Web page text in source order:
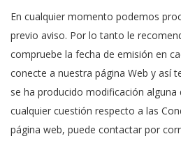
En cualquier momento podemos
previo aviso. Por lo tanto le
compruebe la fecha de emisión en
conecte a nuestra página Web y así
se ha producido modificación alguna
cualquier cuestión respecto a las
página web, puede contactar por